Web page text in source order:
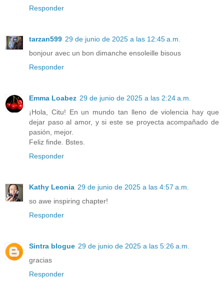
Responder
tarzan599 29 de junio de 2025 a las 12:45 a.m.
bonjour avec un bon dimanche ensoleille bisous
Responder
Emma Loabez 29 de junio de 2025 a las 2:24 a.m.
¡Hola, Citu! En un mundo tan lleno de violencia hay que
dejar paso al amor, y si este se proyecta acompañado de
pasión, mejor.
Feliz finde. Bstes.
Responder
Kathy Leonia 29 de junio de 2025 a las 4:57 a.m.
so awe inspiring chapter!
Responder
Sintra blogue 29 de junio de 2025 a las 5:26 a.m.
gracias
Responder